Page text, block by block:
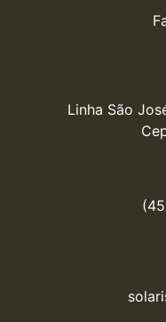
Linha São